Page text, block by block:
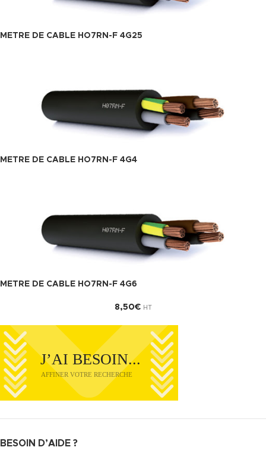
BESOIN D’AIDE ?
METRE DE CABLE HO7RN-F 4G25
METRE DE CABLE HO7RN-F 4G4
METRE DE CABLE HO7RN-F 4G6
8,50€ HT